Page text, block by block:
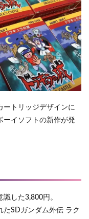
ートリッジデザインに
ーイソフトの新作が発
した3,800円。
SDガンダム外伝 ラク